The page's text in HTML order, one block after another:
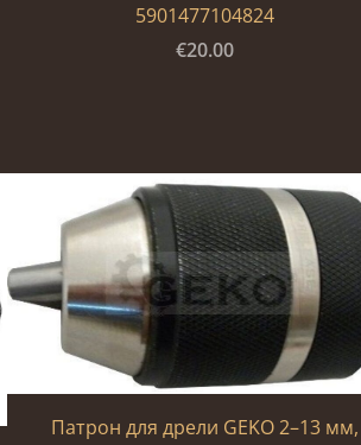
5901477104824
€20.00
Патрон для дрели GEKO 2–13 мм,